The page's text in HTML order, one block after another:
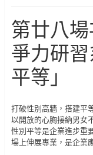
第廿八
爭力研
平等」
打破性別高牆，搭建平
以開放的心胸接納男女
性別平等是企業進步重
場上伸展專業，是企業